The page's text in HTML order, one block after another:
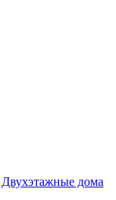
Двухэтажные дома